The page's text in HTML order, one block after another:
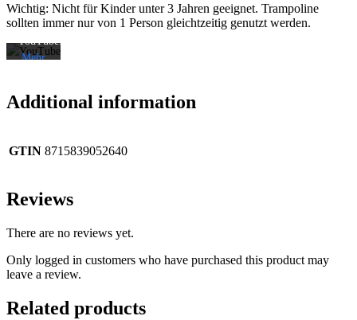
Wichtig: Nicht für Kinder unter 3 Jahren geeignet. Trampoline
sollten immer nur von 1 Person gleichtzeitig genutzt werden.
Datenschutzerklärung
von
YouTube.
Mehr
Video
immer
Additional information
GTIN 8715839052640
Reviews
There are no reviews yet.
Only logged in customers who have purchased this product may
leave a review.
Related products